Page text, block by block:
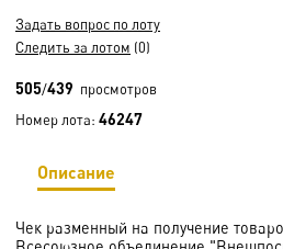
Задать вопрос по лоту
Следить за лотом (0)
505/439 просмотров
Номер лота: 46247
Описание
Чек разменный на получение